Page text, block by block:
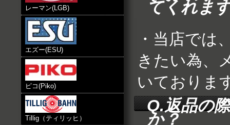
レーマン(LGB)
エズー(ESU)
ピコ(Piko)
Tillig（ティリッヒ）
てくれま
・当店では
きたい為、
いておりま
Q.返品の
か？